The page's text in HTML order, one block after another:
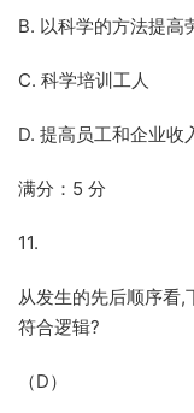
B. 以科学的方法提高
C. 科学培训工人
D. 提高员工和企业收
满分：5 分
11.
从发生的先后顺序看,
符合逻辑?
（D）